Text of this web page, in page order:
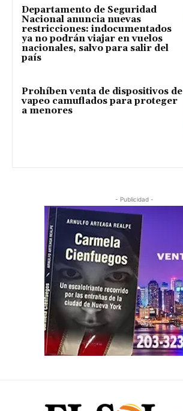
Departamento de Seguridad
Nacional anuncia nuevas
restricciones: indocumentados
ya no podrán viajar en vuelos
nacionales, salvo para salir del
país
Prohíben venta de dispositivos de
vapeo camuflados para proteger
a menores
- Publicidad -